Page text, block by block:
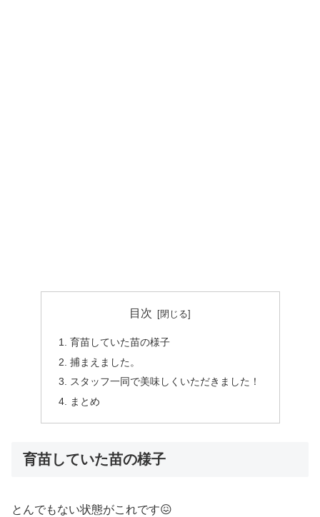
目次
育苗していた苗の様子
捕まえました。
スタッフ一同で美味しくいただきました！
まとめ
育苗していた苗の様子
とんでもない状態がこれです😖